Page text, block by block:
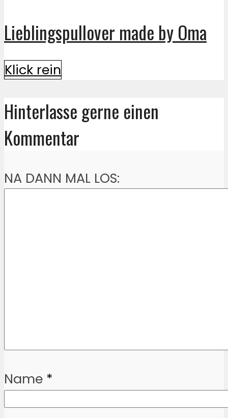
Lieblingspullover made by Oma
Klick rein
Hinterlasse gerne einen
Kommentar
NA DANN MAL LOS:
Name *